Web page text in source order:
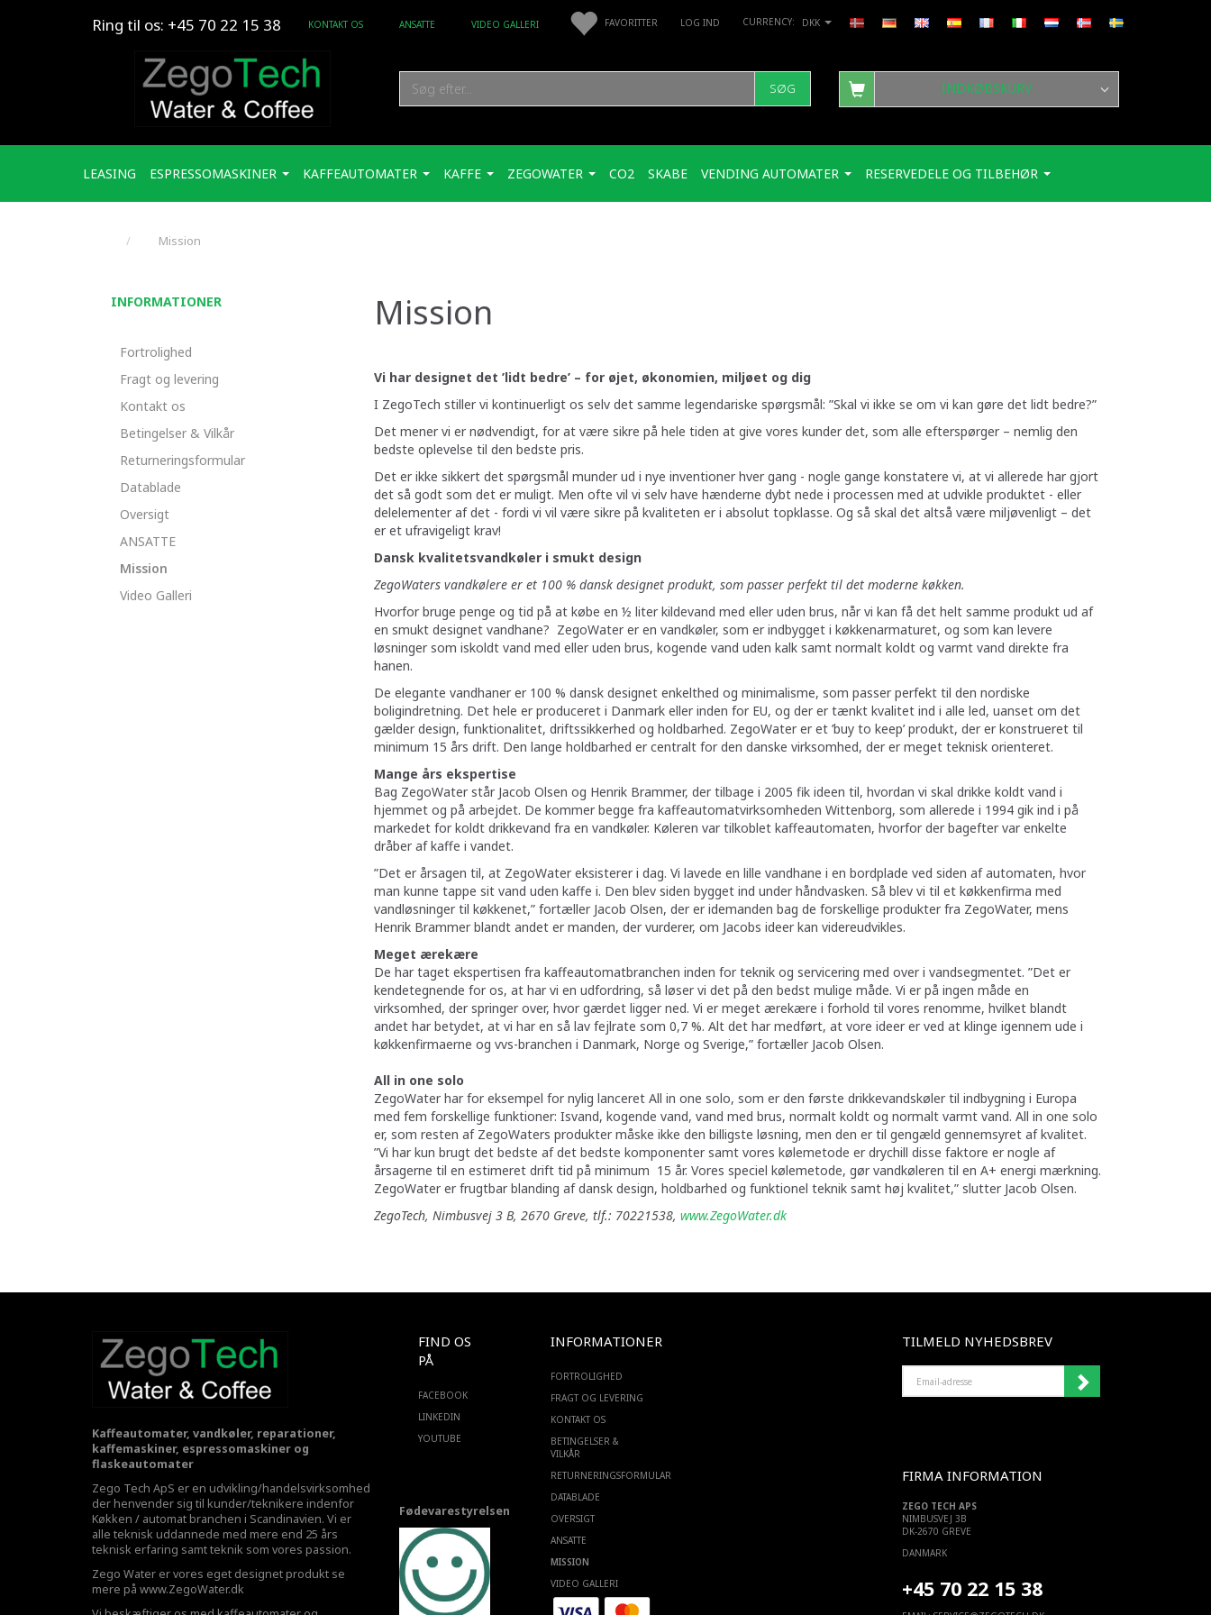
DKK
FAVORITTER LOG IND
Ring til os: +45 70 22 15 38 KONTAKT OS ANSATTE VIDEO GALLERI
SØG INDKØBSKURV
LEASING ESPRESSOMASKINER KAFFEAUTOMATER KAFFE ZEGOWATER CO2 SKABE VENDING AUTOMATER RESERVEDELE OG TILBEHØR
Mission
INFORMATIONER
Fortrolighed
Fragt og levering
Kontakt os
Betingelser & Vilkår
Returneringsformular
Datablade
Oversigt
ANSATTE
Mission
Video Galleri
Mission
Vi har designet det ’lidt bedre’ – for øjet, økonomien, miljøet og dig
I ZegoTech stiller vi kontinuerligt os selv det samme legendariske spørgsmål: ”Skal vi ikke se om vi kan gøre det lidt bedre?”
Det mener vi er nødvendigt, for at være sikre på hele tiden at give vores kunder det, som alle efterspørger – nemlig den
bedste oplevelse til den bedste pris.
Det er ikke sikkert det spørgsmål munder ud i nye inventioner hver gang - nogle gange konstatere vi, at vi allerede har gjort
det så godt som det er muligt. Men ofte vil vi selv have hænderne dybt nede i processen med at udvikle produktet - eller
delelementer af det - fordi vi vil være sikre på kvaliteten er i absolut topklasse. Og så skal det altså være miljøvenligt – det
er et ufravigeligt krav!
Dansk kvalitetsvandkøler i smukt design
ZegoWaters vandkølere er et 100 % dansk designet produkt, som passer perfekt til det moderne køkken.
Hvorfor bruge penge og tid på at købe en ½ liter kildevand med eller uden brus, når vi kan få det helt samme produkt ud af
en smukt designet vandhane? ZegoWater er en vandkøler, som er indbygget i køkkenarmaturet, og som kan levere
løsninger som iskoldt vand med eller uden brus, kogende vand uden kalk samt normalt koldt og varmt vand direkte fra
hanen.
De elegante vandhaner er 100 % dansk designet enkelthed og minimalisme, som passer perfekt til den nordiske
boligindretning. Det hele er produceret i Danmark eller inden for EU, og der er tænkt kvalitet ind i alle led, uanset om det
gælder design, funktionalitet, driftssikkerhed og holdbarhed. ZegoWater er et ’buy to keep’ produkt, der er konstrueret til
minimum 15 års drift. Den lange holdbarhed er centralt for den danske virksomhed, der er meget teknisk orienteret.
Mange års ekspertise
Bag ZegoWater står Jacob Olsen og Henrik Brammer, der tilbage i 2005 fik ideen til, hvordan vi skal drikke koldt vand i
hjemmet og på arbejdet. De kommer begge fra kaffeautomatvirksomheden Wittenborg, som allerede i 1994 gik ind i på
markedet for koldt drikkevand fra en vandkøler. Køleren var tilkoblet kaffeautomaten, hvorfor der bagefter var enkelte
dråber af kaffe i vandet.
”Det er årsagen til, at ZegoWater eksisterer i dag. Vi lavede en lille vandhane i en bordplade ved siden af automaten, hvor
man kunne tappe sit vand uden kaffe i. Den blev siden bygget ind under håndvasken. Så blev vi til et køkkenfirma med
vandløsninger til køkkenet,” fortæller Jacob Olsen, der er idemanden bag de forskellige produkter fra ZegoWater, mens
Henrik Brammer blandt andet er manden, der vurderer, om Jacobs ideer kan videreudvikles.
Meget ærekære
De har taget ekspertisen fra kaffeautomatbranchen inden for teknik og servicering med over i vandsegmentet. ”Det er
kendetegnende for os, at har vi en udfordring, så løser vi det på den bedst mulige måde. Vi er på ingen måde en
virksomhed, der springer over, hvor gærdet ligger ned. Vi er meget ærekære i forhold til vores renomme, hvilket blandt
andet har betydet, at vi har en så lav fejlrate som 0,7 %. Alt det har medført, at vore ideer er ved at klinge igennem ude i
køkkenfirmaerne og vvs-branchen i Danmark, Norge og Sverige,” fortæller Jacob Olsen.
All in one solo
ZegoWater har for eksempel for nylig lanceret All in one solo, som er den første drikkevandskøler til indbygning i Europa
med fem forskellige funktioner: Isvand, kogende vand, vand med brus, normalt koldt og normalt varmt vand. All in one solo
er, som resten af ZegoWaters produkter måske ikke den billigste løsning, men den er til gengæld gennemsyret af kvalitet.
”Vi har kun brugt det bedste af det bedste komponenter samt vores kølemetode er drychill disse faktore er nogle af
årsagerne til en estimeret drift tid på minimum 15 år. Vores speciel kølemetode, gør vandkøleren til en A+ energi mærkning.
ZegoWater er frugtbar blanding af dansk design, holdbarhed og funktionel teknik samt høj kvalitet,” slutter Jacob Olsen.
ZegoTech, Nimbusvej 3 B, 2670 Greve, tlf.: 70221538, www.ZegoWater.dk
Kaffeautomater, vandkøler, reparationer,
kaffemaskiner, espressomaskiner og
flaskeautomater
Zego Tech ApS er en udvikling/handelsvirksomhed
der henvender sig til kunder/teknikere indenfor
Køkken / automat branchen i Scandinavien. Vi er
alle teknisk uddannede med mere end 25 års
teknisk erfaring samt teknik som vores passion.
Zego Water er vores eget designet produkt se
mere på www.ZegoWater.dk
FIND OS
PÅ
FACEBOOK
LINKEDIN
YOUTUBE
Fødevarestyrelsen
INFORMATIONER
FORTROLIGHED
FRAGT OG LEVERING
KONTAKT OS
BETINGELSER &
VILKÅR
RETURNERINGSFORMULAR
DATABLADE
OVERSIGT
ANSATTE
MISSION
VIDEO GALLERI
TILMELD NYHEDSBREV
ADRESSE
FIRMA INFORMATION
ZEGO TECH APS
NIMBUSVEJ 3B
DK-2670 GREVE
DANMARK
+45 70 22 15 38